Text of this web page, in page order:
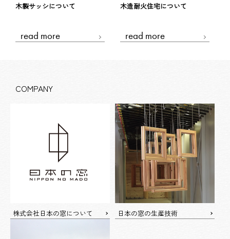
木製サッシについて
read more
木造耐火住宅について
read more
COMPANY
株式会社日本の窓について 日本の窓の生産技術